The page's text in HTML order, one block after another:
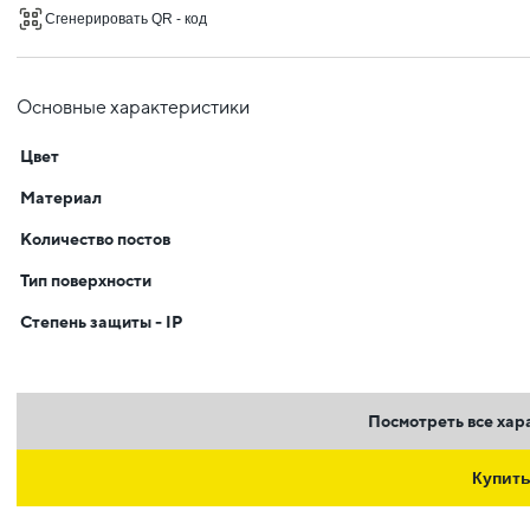
Сгенерировать QR - код
Основные характеристики
Цвет
Материал
Количество постов
Тип поверхности
Степень защиты - IP
Посмотреть все
Купить